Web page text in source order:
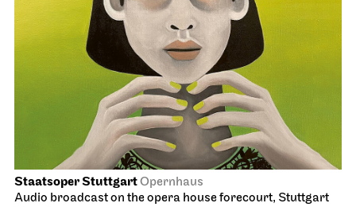
Staatsoper StuttgartOpernhaus
Audio broadcast on the opera house forecourt, Stuttgart